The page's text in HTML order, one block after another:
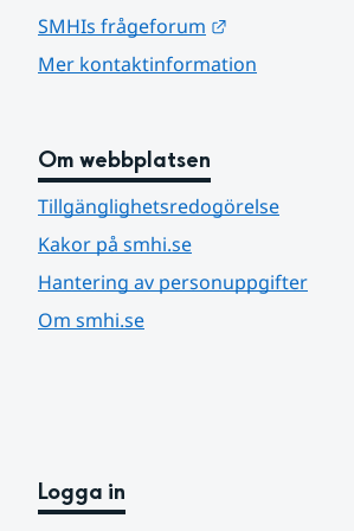
SMHIs frågeforum
Mer kontaktinformation
Om webbplatsen
Tillgänglighetsredogörelse
Kakor på smhi.se
Hantering av personuppgifter
Om smhi.se
Logga in